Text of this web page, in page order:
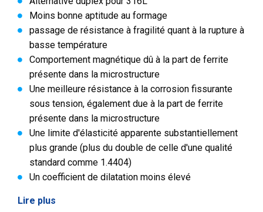
Moins bonne aptitude au formage
passage de résistance à fragilité quant à la rupture à
basse température
Comportement magnétique dû à la part de ferrite
présente dans la microstructure
Une meilleure résistance à la corrosion fissurante
sous tension, également due à la part de ferrite
présente dans la microstructure
Une limite d'élasticité apparente substantiellement
plus grande (plus du double de celle d'une qualité
standard comme 1.4404)
Un coefficient de dilatation moins élevé
Lire plus